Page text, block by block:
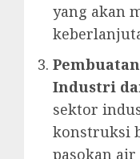
yang akan
Industri
sektor
konstruksi
pasokan